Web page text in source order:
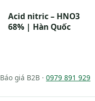
Acid nitric – HNO3
68% | Hàn Quốc
Báo giá B2B · 0979 891 929